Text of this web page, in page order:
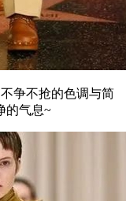
争不抢的色调与简
的气息~